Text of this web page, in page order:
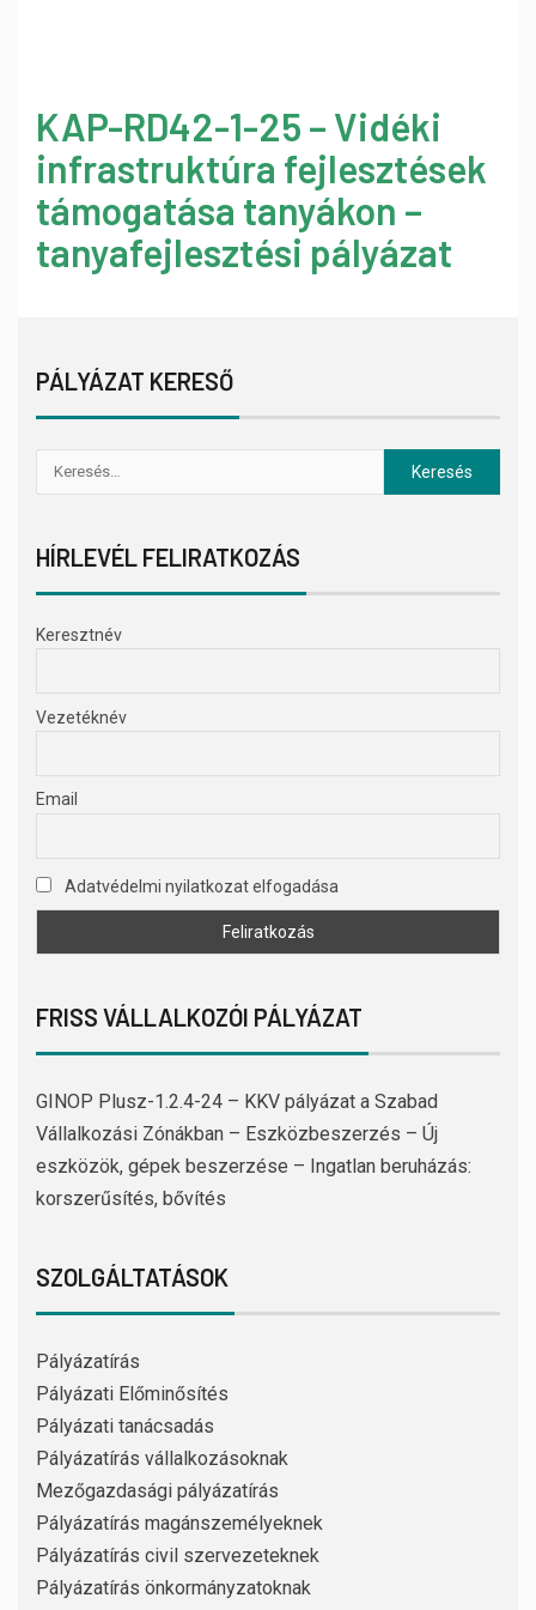
KAP-RD42-1-25 – Vidéki
infrastruktúra fejlesztések
támogatása tanyákon –
tanyafejlesztési pályázat
PÁLYÁZAT KERESŐ
HÍRLEVÉL FELIRATKOZÁS
Keresztnév
Vezetéknév
Email
Adatvédelmi nyilatkozat elfogadása
FRISS VÁLLALKOZÓI PÁLYÁZAT
GINOP Plusz-1.2.4-24 – KKV pályázat a Szabad
Vállalkozási Zónákban – Eszközbeszerzés – Új
eszközök, gépek beszerzése – Ingatlan beruházás:
korszerűsítés, bővítés
SZOLGÁLTATÁSOK
Pályázatírás
Pályázati Előminősítés
Pályázati tanácsadás
Pályázatírás vállalkozásoknak
Mezőgazdasági pályázatírás
Pályázatírás magánszemélyeknek
Pályázatírás civil szervezeteknek
Pályázatírás önkormányzatoknak